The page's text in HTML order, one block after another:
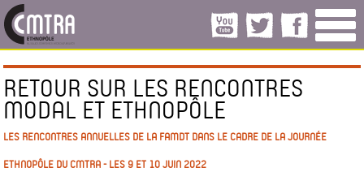
RETOUR SUR LES RENCONTRES
MODAL ET ETHNOPÔLE
LES RENCONTRES ANNUELLES DE LA FAMDT DANS LE CADRE DE LA JOURNÉE
ETHNOPÔLE DU CMTRA - LES 9 ET 10 JUIN 2022